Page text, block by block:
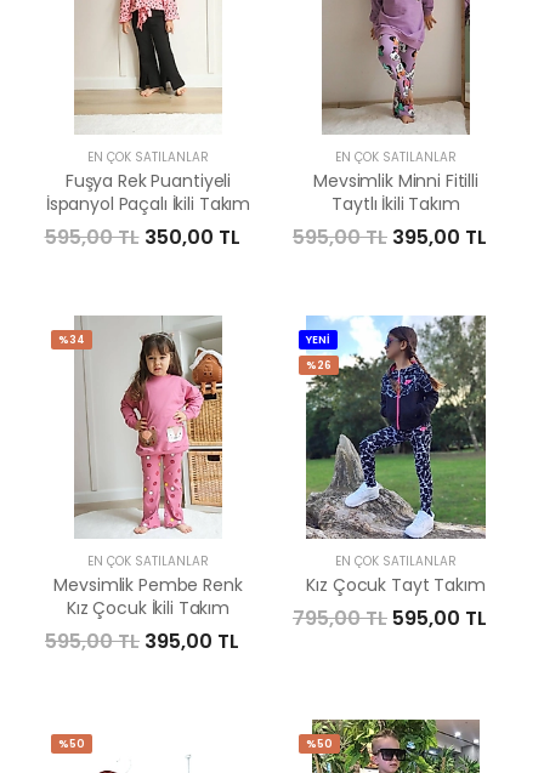
EN ÇOK SATILANLAR
Fuşya Rek Puantiyeli
İspanyol Paçalı İkili Takım
595,00 TL 350,00 TL
EN ÇOK SATILANLAR
Mevsimlik Minni Fitilli
Taytlı İkili Takım
595,00 TL 395,00 TL
%34
EN ÇOK SATILANLAR
Mevsimlik Pembe Renk
Kız Çocuk İkili Takım
595,00 TL 395,00 TL
YENİ
%26
EN ÇOK SATILANLAR
Kız Çocuk Tayt Takım
795,00 TL 595,00 TL
%50 %50